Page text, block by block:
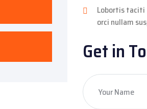
Lobortis taciti
orci nullam
Get in